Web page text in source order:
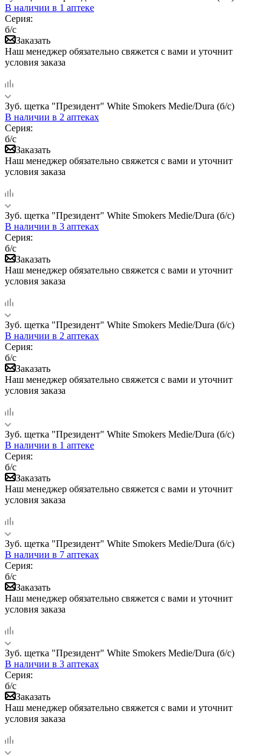
В наличии в 1 аптеке
Серия:
б/с
Заказать
Наш менеджер обязательно свяжется с вами и уточнит
условия заказа
Зуб. щетка "Президент" White Smokers Medie/Dura (б/с)
В наличии в 2 аптеках
Серия:
б/с
Заказать
Наш менеджер обязательно свяжется с вами и уточнит
условия заказа
Зуб. щетка "Президент" White Smokers Medie/Dura (б/с)
В наличии в 3 аптеках
Серия:
б/с
Заказать
Наш менеджер обязательно свяжется с вами и уточнит
условия заказа
Зуб. щетка "Президент" White Smokers Medie/Dura (б/с)
В наличии в 2 аптеках
Серия:
б/с
Заказать
Наш менеджер обязательно свяжется с вами и уточнит
условия заказа
Зуб. щетка "Президент" White Smokers Medie/Dura (б/с)
В наличии в 1 аптеке
Серия:
б/с
Заказать
Наш менеджер обязательно свяжется с вами и уточнит
условия заказа
Зуб. щетка "Президент" White Smokers Medie/Dura (б/с)
В наличии в 7 аптеках
Серия:
б/с
Заказать
Наш менеджер обязательно свяжется с вами и уточнит
условия заказа
Зуб. щетка "Президент" White Smokers Medie/Dura (б/с)
В наличии в 3 аптеках
Серия:
б/с
Заказать
Наш менеджер обязательно свяжется с вами и уточнит
условия заказа